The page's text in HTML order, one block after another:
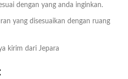
dengan yang anda inginkan.
yang disesuaikan dengan ruang
kirim dari Jepara